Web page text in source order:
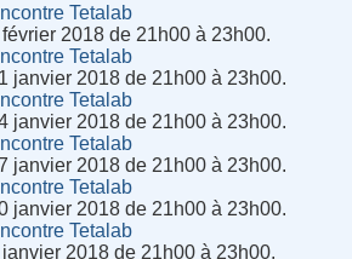
Tetalab
2018 de 21h00 à 23h00.
Tetalab
janvier 2018 de 21h00 à 23h00.
Tetalab
janvier 2018 de 21h00 à 23h00.
Tetalab
janvier 2018 de 21h00 à 23h00.
Tetalab
janvier 2018 de 21h00 à 23h00.
Tetalab
2018 de 21h00 à 23h00.